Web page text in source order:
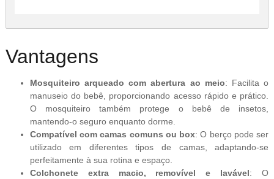
Vantagens
Mosquiteiro arqueado com abertura ao meio: Facilita o
manuseio do bebê, proporcionando acesso rápido e prático.
O mosquiteiro também protege o bebê de insetos,
mantendo-o seguro enquanto dorme.
Compatível com camas comuns ou box: O berço pode ser
utilizado em diferentes tipos de camas, adaptando-se
perfeitamente à sua rotina e espaço.
Colchonete extra macio, removível e lavável: O